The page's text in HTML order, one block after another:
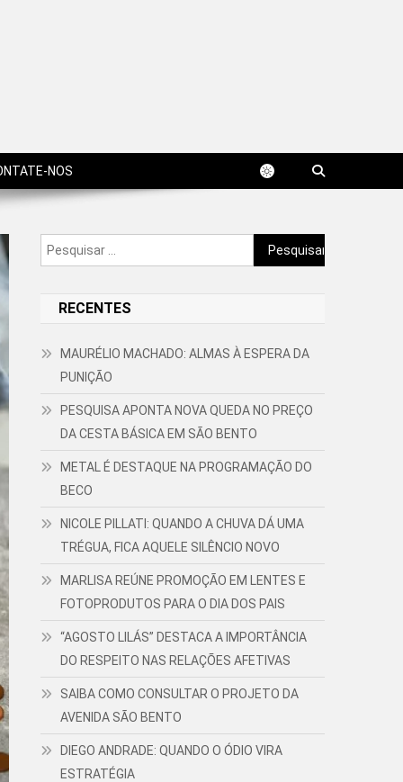
NOS
Pesquisar
por:
RECENTES
MAURÉLIO MACHADO: ALMAS À ESPERA DA
PUNIÇÃO
PESQUISA APONTA NOVA QUEDA NO PREÇO
DA CESTA BÁSICA EM SÃO BENTO
METAL É DESTAQUE NA PROGRAMAÇÃO DO
BECO
NICOLE PILLATI: QUANDO A CHUVA DÁ UMA
TRÉGUA, FICA AQUELE SILÊNCIO NOVO
MARLISA REÚNE PROMOÇÃO EM LENTES E
FOTOPRODUTOS PARA O DIA DOS PAIS
“AGOSTO LILÁS” DESTACA A IMPORTÂNCIA
DO RESPEITO NAS RELAÇÕES AFETIVAS
SAIBA COMO CONSULTAR O PROJETO DA
AVENIDA SÃO BENTO
DIEGO ANDRADE: QUANDO O ÓDIO VIRA
ESTRATÉGIA